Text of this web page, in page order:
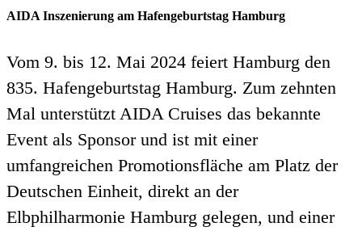
AIDA Inszenierung am Hafengeburtstag Hamburg
Vom 9. bis 12. Mai 2024 feiert Hamburg den
835. Hafengeburtstag Hamburg. Zum zehnten
Mal unterstützt AIDA Cruises das bekannte
Event als Sponsor und ist mit einer
umfangreichen Promotionsfläche am Platz der
Deutschen Einheit, direkt an der
Elbphilharmonie Hamburg gelegen, und einer